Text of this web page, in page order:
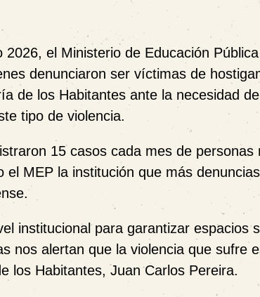
el Ministerio de Educación
denunciaron ser víctimas de
de los Habitantes ante la necesidad
tipo de violencia.
15 casos cada mes de
el MEP la institución que más
institucional para garantizar espacios
nos alertan que la violencia que sufre
los Habitantes, Juan Carlos Pereira.